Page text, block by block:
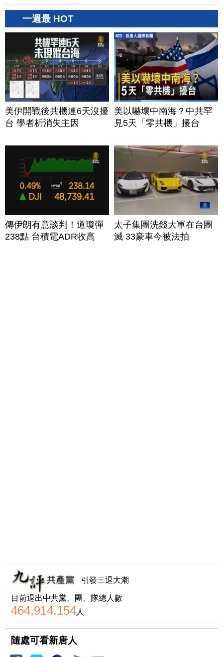
一週最 HOT
美伊開戰後共機連6天沒擾
台 學者析消失主因
美以嚇壞中南海？中共罕
見5天「零共機」擾台
傳伊朗有意談判！道瓊彈
238點 台積電ADR收高
太子集團洗錢大軍在台團
滅 33豪車今被法拍
引發三退大潮
目前退出中共黨、團、隊總人數
464,914,154人
隨處可看新唐人